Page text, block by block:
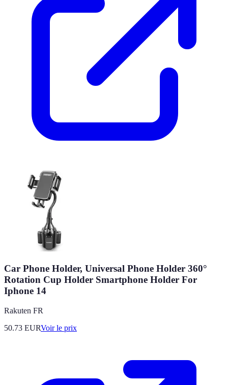
Car Phone Holder, Universal Phone Holder 360°
Rotation Cup Holder Smartphone Holder For
Iphone 14
Rakuten FR
50.73 EURVoir le prix